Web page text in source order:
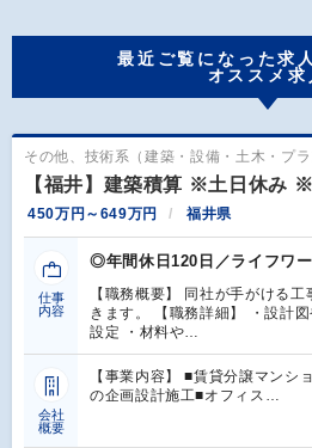
最近ご覧になった求
オススメ求
その他、技術系（建築・設備・土木・プラ
【福井】建築積算 ※土日休み
450万円～649万円 福井県
仕事
内容
◎年間休日120日／ライフワ
【職務概要】 同社が手がける
きます。 【職務詳細】 ・設計
設定 ・材料や…
会社
概要
【事業内容】 ■賃貸分譲マンシ
の企画設計施工■オフィス…